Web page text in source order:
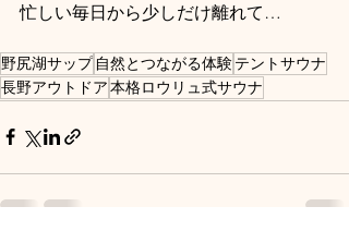
忙しい毎日から少しだけ離れて…
野尻湖サップ 自然とつながる体験テントサウナ
長野アウトドア本格ロウリュ式サウナ